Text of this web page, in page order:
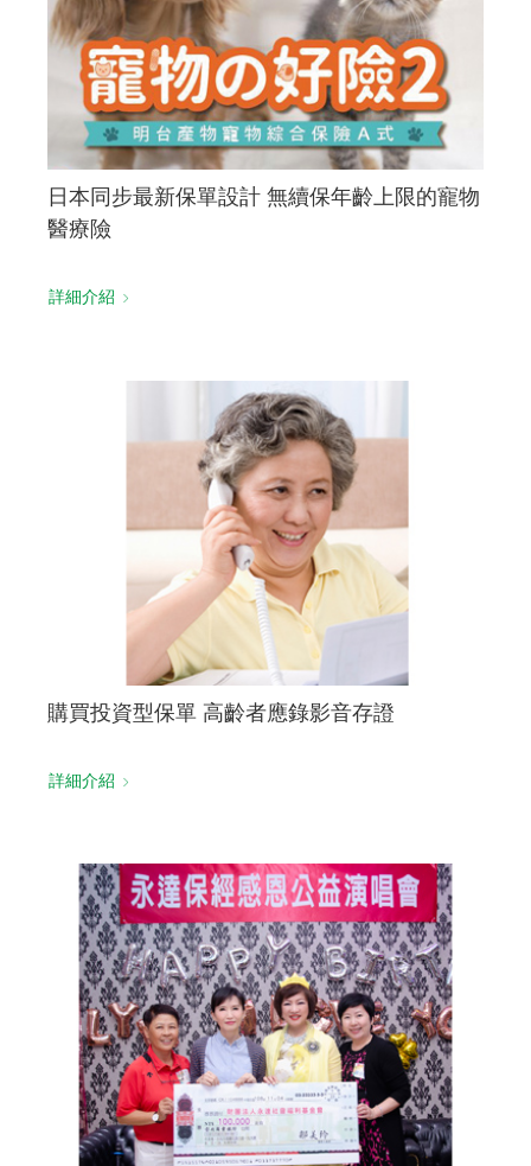
日本同步最新保單設計 無續保年齡上限的寵物
醫療險
詳細介紹
購買投資型保單 高齡者應錄影音存證
詳細介紹